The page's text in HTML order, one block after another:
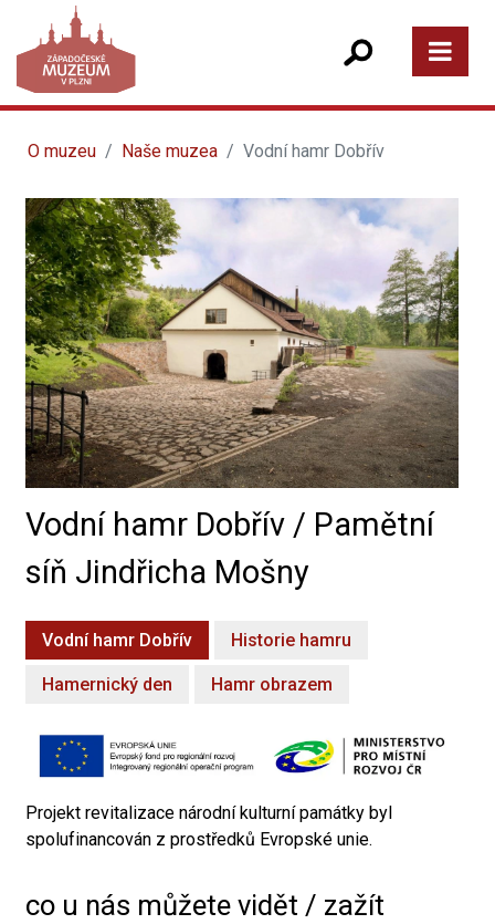
O muzeu Naše muzea Vodní hamr Dobřív
Vodní hamr Dobřív / Pamětní
síň Jindřicha Mošny
Vodní hamr Dobřív Historie hamru
Hamernický den Hamr obrazem
Projekt revitalizace národní kulturní památky byl
spolufinancován z prostředků Evropské unie.
co u nás můžete vidět / zažít